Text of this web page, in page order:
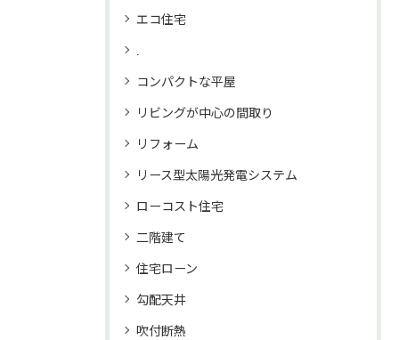
エコ住宅
コンパクトな平屋
リビングが中心の間取り
リフォーム
リース型太陽光発電システム
ローコスト住宅
二階建て
住宅ローン
勾配天井
吹付断熱